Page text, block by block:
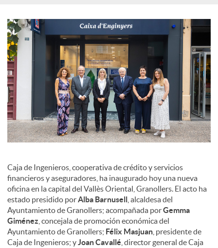
s
Caja de Ingenieros, cooperativa de crédito y servicios
financieros y aseguradores, ha inaugurado hoy una nueva
oficina en la capital del Vallès Oriental, Granollers. El acto ha
estado presidido porAlba Barnusell
, alcaldesa del
Ayuntamiento de Granollers; acompañada porGemma
Giménez , concejala de promoción económica del
Ayuntamiento de Granollers; Félix Masjuan , presidente de
Caja de Ingenieros; yJoan Cavallé , director general de Caja